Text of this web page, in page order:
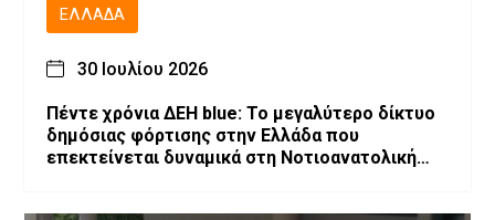
ΕΛΛΆΔΑ
30 Ιουλίου 2026
Πέντε χρόνια ΔΕΗ blue: Το μεγαλύτερο δίκτυο
δημόσιας φόρτισης στην Ελλάδα που
επεκτείνεται δυναμικά στη Νοτιοανατολική